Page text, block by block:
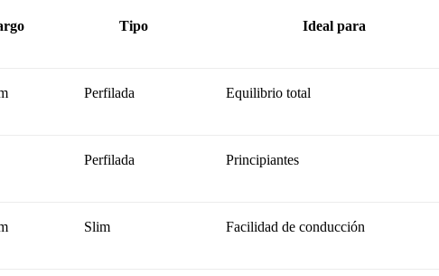
Tipo Ideal para
Perfilada Equilibrio total
Perfilada Principiantes
Slim Facilidad de conducción